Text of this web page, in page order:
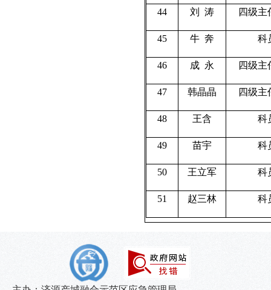
44 刘 涛 四级主
45 牛 奔 科
46 成 永 四级主
47 韩晶晶 四级主
48 王含 科
49 苗宇 科
50 王立军 科
51 赵三林 科